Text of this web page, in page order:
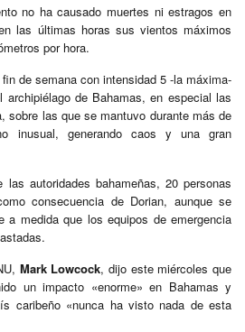
no ha causado muertes ni estragos en
las últimas horas sus vientos máximos
por hora.
de semana con intensidad 5 -la máxima-
de Bahamas, en especial las
sobre las que se mantuvo durante más de
inusual, generando caos y una gran
autoridades bahameñas, 20 personas
consecuencia de Dorian, aunque se
a medida que los equipos de emergencia
Mark Lowcock, dijo este miércoles que
un impacto «enorme» en Bahamas y
caribeño «nunca ha visto nada de esta